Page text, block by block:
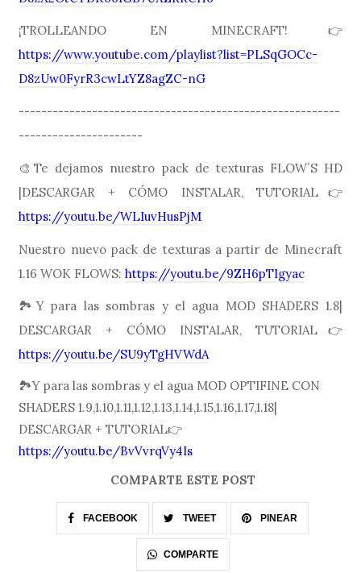
¡TROLLEANDO EN MINECRAFT!👉
https://www.youtube.com/playlist?list=PLSqGOCc-
D8zUw0FyrR3cwLtYZ8agZC-nG
---------------------------------------------------------
----------------------
🎨Te dejamos nuestro pack de texturas FLOW´S HD
|DESCARGAR + CÓMO INSTALAR, TUTORIAL👉
https://youtu.be/WLIuvHusPjM
Nuestro nuevo pack de texturas a partir de Minecraft
1.16 WOK FLOWS:https://youtu.be/9ZH6pTIgyac
🏞Y para las sombras y el agua MOD SHADERS 1.8|
DESCARGAR + CÓMO INSTALAR, TUTORIAL👉
https://youtu.be/SU9yTgHVWdA
🏞Y para las sombras y el agua MOD OPTIFINE CON
SHADERS 1.9,1.10,1.11,1.12,1.13,1.14,1.15,1.16,1.17,1.18|
DESCARGAR + TUTORIAL👉
https://youtu.be/BvVvrqVy4Is
COMPARTE ESTE POST
FACEBOOK TWEET PINEAR
COMPARTE